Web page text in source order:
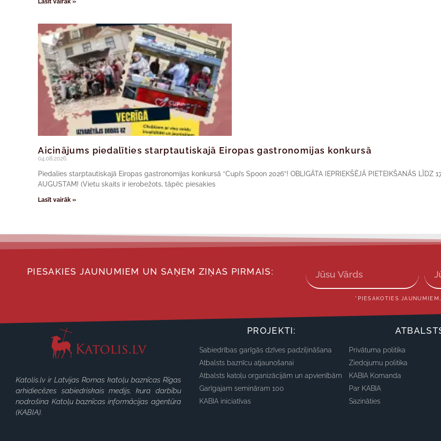
Lasīt vairāk »
Aicinājums piedalīties starptautiskajā Eiropas gastronomijas konkursā
04.08.2026.
Piedalies starptautiskajā Eiropas gastronomijas konkursā “Cupi’s Spoon 2026”! OBLIGĀTA IEPRIEKŠĒJĀ PIETEIKŠANĀS LĪDZ
AUGUSTAM! (Vietu skaits ir ierobežots, tāpēc piesakies
Lasīt vairāk »
PIESAKIES JAUNUMIEM UN SAŅEM ZIŅAS PIRMAIS:
*PIESAKOTIES
Katolis.lv ir Latvijas Romas katoļu baznīcas Rīgas
arhidiecēzes sabiedriskais medijs, kura darbību
nodrošina Katoļu baznīcas informācijas aģentūra
(KABIA).
PROJEKTI:
Sabiedrības garīgās dzīves padziļināšana
Atbalsts baznīcu atjaunošanai
Atbalsts katoļu organizācijām un apvienībām
Garīgajam semināram 100
KABIA iniciatīvas
Privātuma politika
Ziedojumu politika
KABIA Komanda
Par KABIA
Sazināties